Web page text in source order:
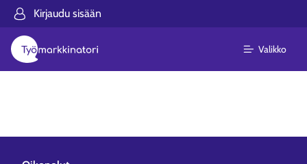
Kirjaudu sisään
Valikko